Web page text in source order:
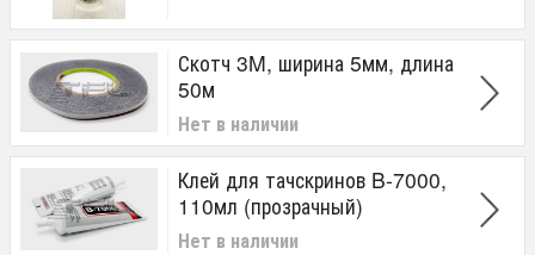
Скотч 3M, ширина 5мм, длина
50м
Нет в наличии
Клей для тачскринов B-7000,
110мл (прозрачный)
Нет в наличии